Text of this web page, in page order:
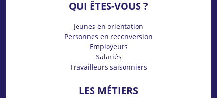
QUI ÊTES-VOUS ?
Jeunes en orientation
Personnes en reconversion
Employeurs
Salariés
Travailleurs saisonniers
LES MÉTIERS